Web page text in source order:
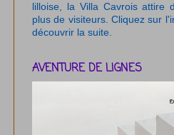
lilloise, la Villa Cavrois attire
plus de visiteurs. Cliquez sur
découvrir la suite.
AVENTURE DE LIGNES